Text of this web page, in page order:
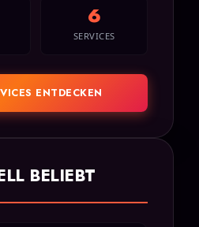
6
SERVICES
ENTDECKEN
BELIEBT